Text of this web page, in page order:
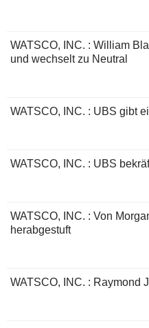
WATSCO, INC. : William
und wechselt zu Neutral
WATSCO, INC. : UBS gibt
WATSCO, INC. : UBS
WATSCO, INC. : Von
herabgestuft
WATSCO, INC. : Raymond